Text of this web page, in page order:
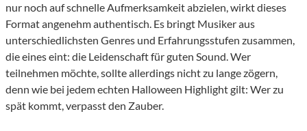
nur noch auf schnelle Aufmerksamkeit abzielen, wirkt dieses
Format angenehm authentisch. Es bringt Musiker aus
unterschiedlichsten Genres und Erfahrungsstufen zusammen,
die eines eint: die Leidenschaft für guten Sound. Wer
teilnehmen möchte, sollte allerdings nicht zu lange zögern,
denn wie bei jedem echten Halloween Highlight gilt: Wer zu
spät kommt, verpasst den Zauber.